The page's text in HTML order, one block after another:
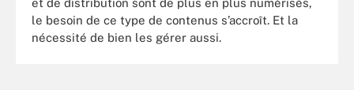
le besoin de ce type de contenus s’accroît. Et la
nécessité de bien les gérer aussi.